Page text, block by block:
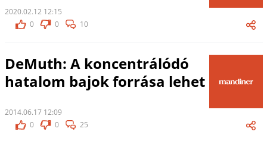
2020.02.12 12:15
0
0 10
DeMuth: A koncentrálódó
hatalom bajok forrása lehet
2014.06.17 12:09
0
0 25